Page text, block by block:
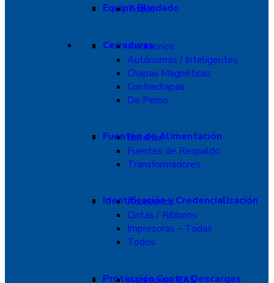
Equipo Blindado
Todos
Cerraduras
Accesorios
Autónomas / Inteligentes
Chapas Magnéticas
Contrachapas
De Perno
Fuentes de Alimentación
Baterías
Fuentes de Respaldo
Transformadores
Identificación y Credencialización
Accesorios
Cintas / Ribbons
Impresoras – Todas
Todos
Protección Contra Descargas
Accesorios EAS